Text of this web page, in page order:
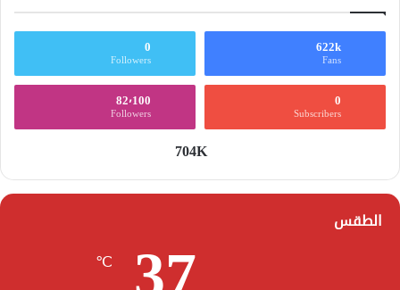
622k
Fans
0
Followers
0
Subscribers
82٬100
Followers
704K
الطقس
℃